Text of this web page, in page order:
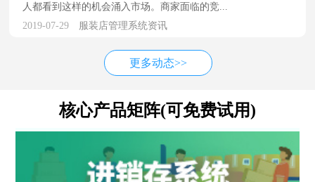
人都看到这样的机会涌入市场。商家面临的竞...
2019-07-29 服装店管理系统资讯
更多动态>>
核心产品矩阵(可免费试用)